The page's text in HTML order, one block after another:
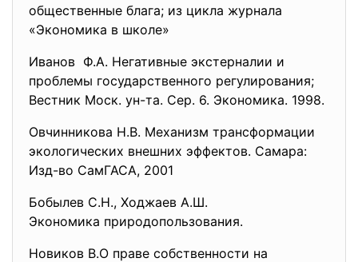
общественные блага; из цикла журнала
«Экономика в школе»
Иванов Ф.А. Негативные экстерналии и
проблемы государственного регулирования;
Вестник Моск. ун-та. Сер. 6. Экономика. 1998.
Овчинникова Н.В. Механизм трансформации
экологических внешних эффектов. Самара:
Изд-во СамГАСА, 2001
Бобылев С.Н., Ходжаев А.Ш.
Экономика природопользования.
Новиков В.О праве собственности на